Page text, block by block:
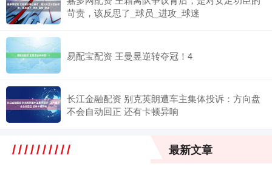
苛责，该反思了_球员_进攻_球迷
易配宝配资 王曼昱逆转夺冠！4
长江金融配资 别克英朗遭车主集体投诉：方向盘
不会自动回正 还有卡顿异响
最新文章